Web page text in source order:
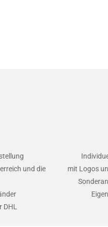
und die
mit Logos